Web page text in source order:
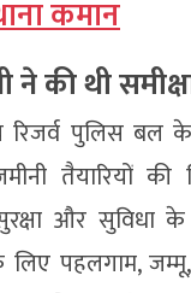
कमान
ने की थी
रिजर्व पुलिस बल के
तैयारियों
सुरक्षा और
लिए पहलगाम,